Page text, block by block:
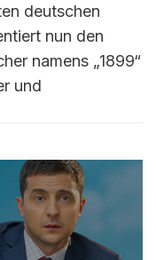
deutschen
nun den
namens „1899“
und